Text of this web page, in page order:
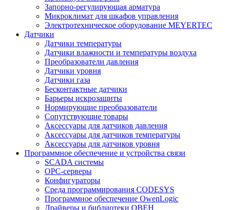
Запорно-регулирующая арматура
Микроклимат для шкафов управления
Электротехническое оборудование MEYERTEC
Датчики
Датчики температуры
Датчики влажности и температуры воздуха
Преобразователи давления
Датчики уровня
Датчики газа
Бесконтактные датчики
Барьеры искрозащиты
Нормирующие преобразователи
Сопутствующие товары
Аксессуары для датчиков давления
Аксессуары для датчиков температуры
Аксессуары для датчиков уровня
Программное обеспечение и устройства связи
SCADA системы
OPC-серверы
Конфигураторы
Среда программирования CODESYS
Программное обеспечение OwenLogic
Драйверы и библиотеки ОВЕН